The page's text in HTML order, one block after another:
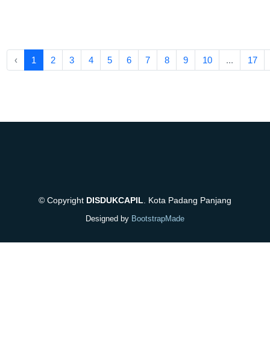
‹ 1 2 3 4 5 6 7 8 9 10 ... 17
© Copyright DISDUKCAPIL. Kota Padang Panjang
Designed by BootstrapMade